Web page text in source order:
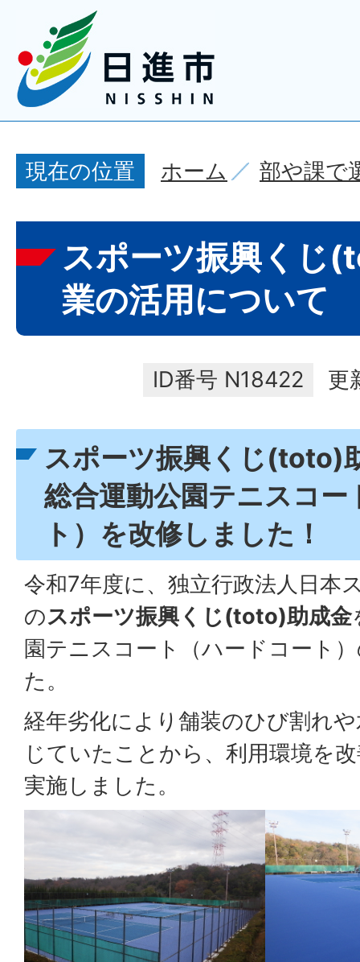
現在の位置 ホーム 部や課で
スポーツ振興くじ
業の活用について
ID番号 N18422 更
スポーツ振興くじ(toto)
総合運動公園テニスコー
ト）を改修しました！
令和7年度に、独立行政法人日本
のスポーツ振興くじ(toto)助成金
園テニスコート（ハードコート
た。
経年劣化により舗装のひび割れ
じていたことから、利用環境を
実施しました。